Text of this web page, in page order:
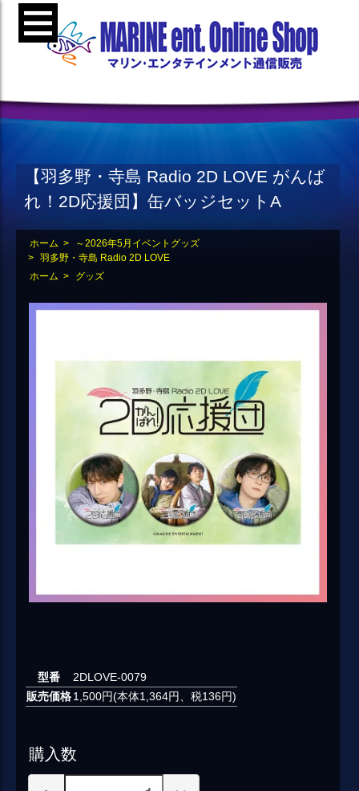
【羽多野・寺島 Radio 2D LOVE がんば
れ！2D応援団】缶バッジセットA
ホーム >
～2026年5月イベントグッズ
> 羽多野・寺島 Radio 2D LOVE
ホーム > グッズ
型番
2DLOVE-0079
販売価格1,500円(本体1,364円、税136円)
購入数